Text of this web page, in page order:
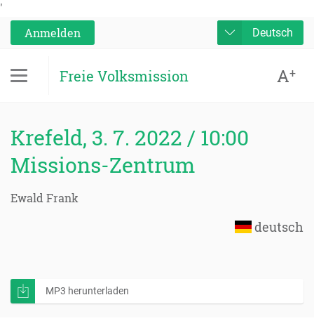
'
Anmelden
Deutsch
Freie Volksmission A+
Krefeld, 3. 7. 2022 / 10:00
Missions-Zentrum
Ewald Frank
deutsch
MP3 herunterladen